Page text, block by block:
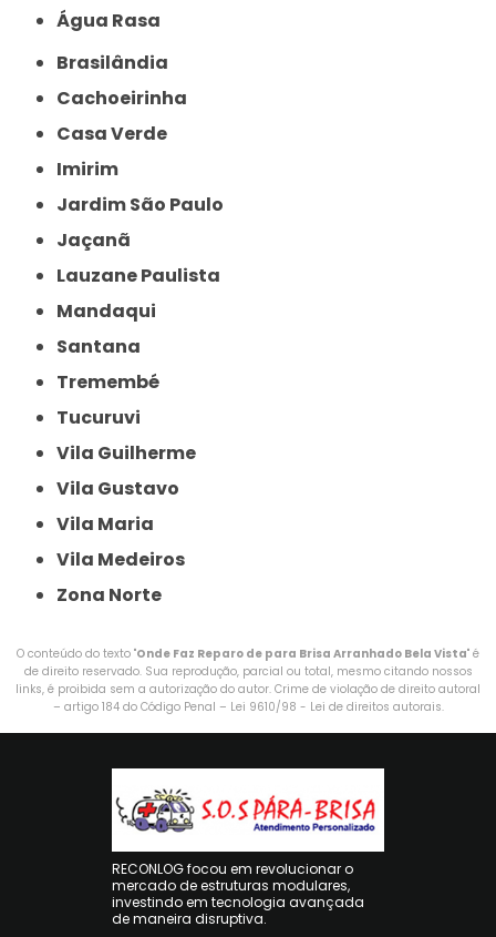
Água Rasa
Brasilândia
Cachoeirinha
Casa Verde
Imirim
Jardim São Paulo
Jaçanã
Lauzane Paulista
Mandaqui
Santana
Tremembé
Tucuruvi
Vila Guilherme
Vila Gustavo
Vila Maria
Vila Medeiros
Zona Norte
O conteúdo do texto "Onde Faz Reparo de para Brisa Arranhado Bela Vista" é
de direito reservado. Sua reprodução, parcial ou total, mesmo citando nossos
links, é proibida sem a autorização do autor. Crime de violação de direito autoral
– artigo 184 do Código Penal – Lei 9610/98 - Lei de direitos autorais.
RECONLOG focou em revolucionar o
mercado de estruturas modulares,
investindo em tecnologia avançada
de maneira disruptiva.